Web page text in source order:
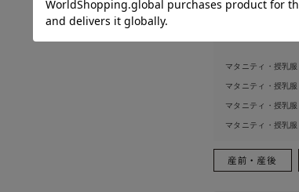
マタニティ・授乳
マタニティ・授乳
マタニティ・授乳
マタニティ・授乳